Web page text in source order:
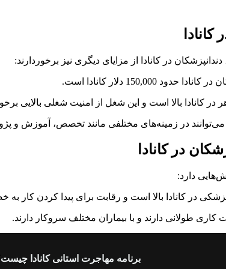
در کانادا از مزایای دیگری نیز برخوردارند:
دلار کانادا است.
در کانادا بالا است و این شغل از امنیت شغلی بالایی
در زمینه‌های مختلفی مانند تخصص، آموزش و
در کانادا
دارد:
در کانادا بالا است و رقابت برای پیدا کردن
طولانی دارند و با بیماران مختلف سروکار دارند.
برنامه مهاجرت استانی کانادا